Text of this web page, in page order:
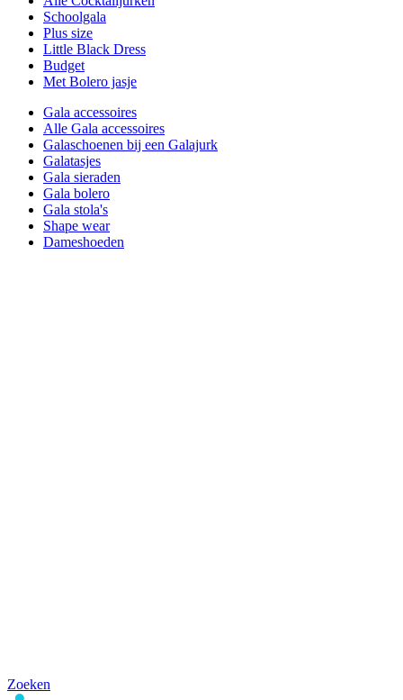
Schoolgala
Plus size
Little Black Dress
Budget
Met Bolero jasje
Gala accessoires
Alle Gala accessoires
Galaschoenen bij een Galajurk
Galatasjes
Gala sieraden
Gala bolero
Gala stola's
Shape wear
Dameshoeden
Zoeken